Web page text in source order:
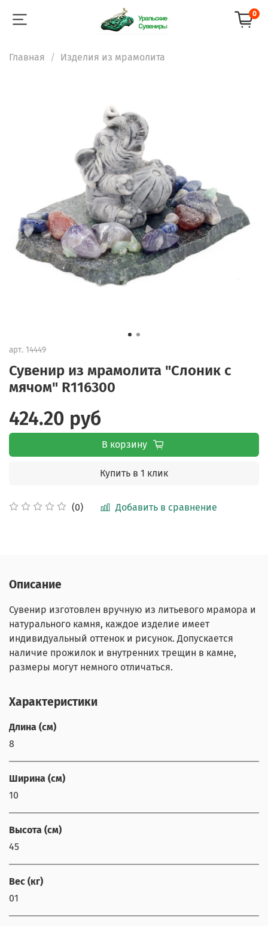
0
Главная Изделия из мрамолита
арт. 14449
Сувенир из мрамолита "Слоник с
мячом" R116300
(0) Добавить в сравнение
424.20 руб
В корзину
Купить в 1 клик
Описание
Сувенир изготовлен вручную из литьевого мрамора и
натурального камня, каждое изделие имеет
индивидуальный оттенок и рисунок. Допускается
наличие прожилок и внутренних трещин в камне,
размеры могут немного отличаться.
Характеристики
Длина (см)
8
Ширина (см)
10
Высота (см)
45
Вес (кг)
01